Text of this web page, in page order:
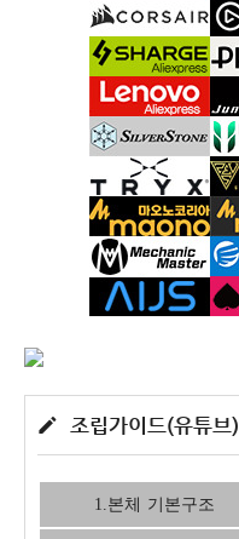
조립가이드(유튜브)
1.본체 기본구조